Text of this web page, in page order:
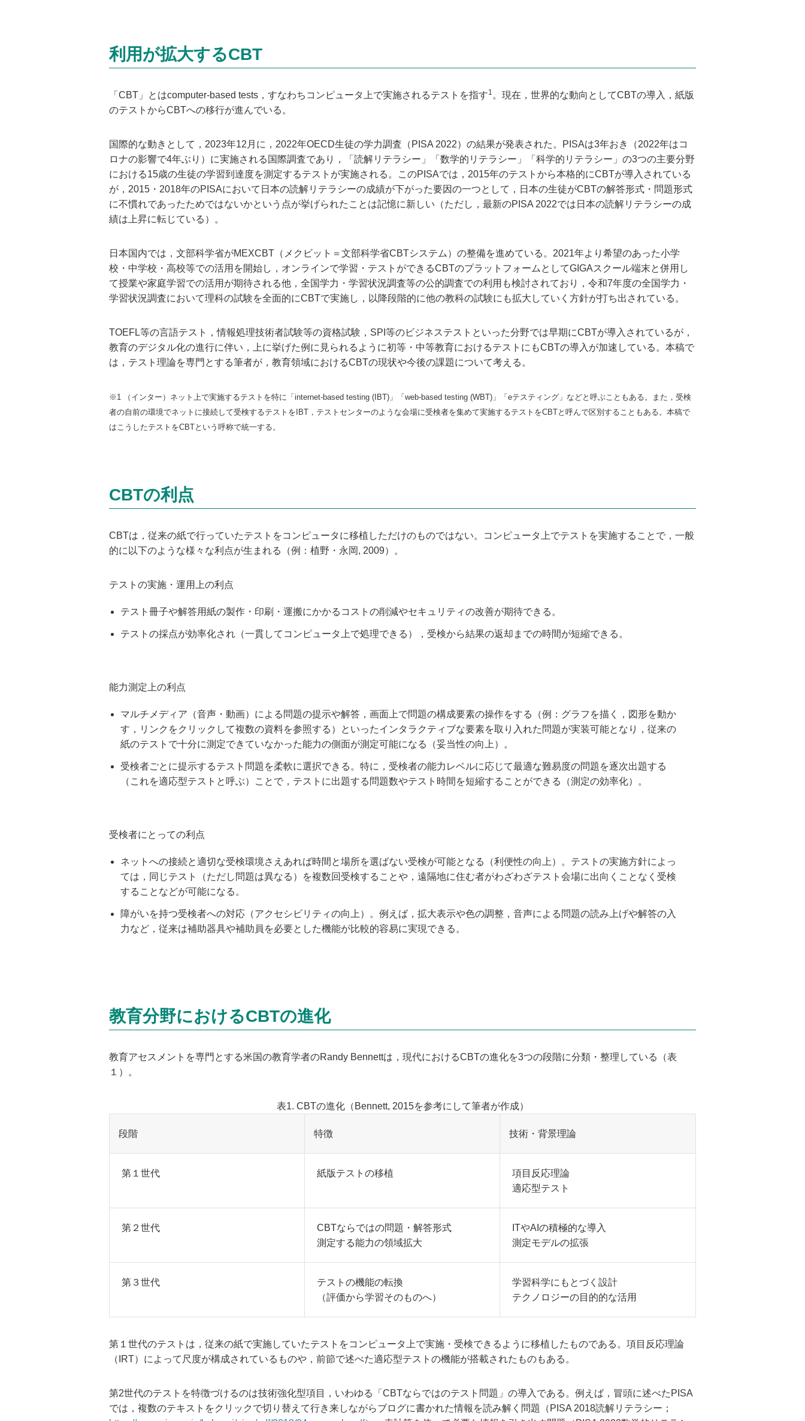
利用が拡大するCBT
「CBT」とはcomputer-based tests，すなわちコンピュータ上で実施されるテストを指す1。現在，世界的な動向としてCBTの導入，紙版
のテストからCBTへの移行が進んでいる。
国際的な動きとして，2023年12月に，2022年OECD生徒の学力調査（PISA 2022）の結果が発表された。PISAは3年おき（2022年はコ
ロナの影響で4年ぶり）に実施される国際調査であり，「読解リテラシー」「数学的リテラシー」「科学的リテラシー」の3つの主要分野
における15歳の生徒の学習到達度を測定するテストが実施される。このPISAでは，2015年のテストから本格的にCBTが導入されている
が，2015・2018年のPISAにおいて日本の読解リテラシーの成績が下がった要因の一つとして，日本の生徒がCBTの解答形式・問題形式
に不慣れであったためではないかという点が挙げられたことは記憶に新しい（ただし，最新のPISA 2022では日本の読解リテラシーの成
績は上昇に転じている）。
日本国内では，文部科学省がMEXCBT（メクビット＝文部科学省CBTシステム）の整備を進めている。2021年より希望のあった小学
校・中学校・高校等での活用を開始し，オンラインで学習・テストができるCBTのプラットフォームとしてGIGAスクール端末と併用し
て授業や家庭学習での活用が期待される他，全国学力・学習状況調査等の公的調査での利用も検討されており，令和7年度の全国学力・
学習状況調査において理科の試験を全面的にCBTで実施し，以降段階的に他の教科の試験にも拡大していく方針が打ち出されている。
TOEFL等の言語テスト，情報処理技術者試験等の資格試験，SPI等のビジネステストといった分野では早期にCBTが導入されているが，
教育のデジタル化の進行に伴い，上に挙げた例に見られるように初等・中等教育におけるテストにもCBTの導入が加速している。本稿で
は，テスト理論を専門とする筆者が，教育領域におけるCBTの現状や今後の課題について考える。
※1 （インター）ネット上で実施するテストを特に「internet-based testing (IBT)」「web-based testing (WBT)」「eテスティング」などと呼ぶこともある。また，受検
者の自前の環境でネットに接続して受検するテストをIBT，テストセンターのような会場に受検者を集めて実施するテストをCBTと呼んで区別することもある。本稿で
はこうしたテストをCBTという呼称で統一する。
CBTの利点
CBTは，従来の紙で行っていたテストをコンピュータに移植しただけのものではない。コンピュータ上でテストを実施することで，一般
的に以下のような様々な利点が生まれる（例：植野・永岡, 2009）。
テストの実施・運用上の利点
テスト冊子や解答用紙の製作・印刷・運搬にかかるコストの削減やセキュリティの改善が期待できる。
テストの採点が効率化され（一貫してコンピュータ上で処理できる），受検から結果の返却までの時間が短縮できる。
能力測定上の利点
マルチメディア（音声・動画）による問題の提示や解答，画面上で問題の構成要素の操作をする（例：グラフを描く，図形を動か
す，リンクをクリックして複数の資料を参照する）といったインタラクティブな要素を取り入れた問題が実装可能となり，従来の
紙のテストで十分に測定できていなかった能力の側面が測定可能になる（妥当性の向上）。
受検者ごとに提示するテスト問題を柔軟に選択できる。特に，受検者の能力レベルに応じて最適な難易度の問題を逐次出題する
（これを適応型テストと呼ぶ）ことで，テストに出題する問題数やテスト時間を短縮することができる（測定の効率化）。
受検者にとっての利点
ネットへの接続と適切な受検環境さえあれば時間と場所を選ばない受検が可能となる（利便性の向上）。テストの実施方針によっ
ては，同じテスト（ただし問題は異なる）を複数回受検することや，遠隔地に住む者がわざわざテスト会場に出向くことなく受検
することなどが可能になる。
障がいを持つ受検者への対応（アクセシビリティの向上）。例えば，拡大表示や色の調整，音声による問題の読み上げや解答の入
力など，従来は補助器具や補助員を必要とした機能が比較的容易に実現できる。
教育分野におけるCBTの進化
教育アセスメントを専門とする米国の教育学者のRandy Bennettは，現代におけるCBTの進化を3つの段階に分類・整理している（表
１）。
表1. CBTの進化（Bennett, 2015を参考にして筆者が作成）
段階 特徴 技術・背景理論
第１世代 紙版テストの移植
項目反応理論
適応型テスト
第２世代
CBTならではの問題・解答形式
測定する能力の領域拡大
ITやAIの積極的な導入
測定モデルの拡張
第３世代
テストの機能の転換
（評価から学習そのものへ）
学習科学にもとづく設計
テクノロジーの目的的な活用
第１世代のテストは，従来の紙で実施していたテストをコンピュータ上で実施・受検できるように移植したものである。項目反応理論
（IRT）によって尺度が構成されているものや，前節で述べた適応型テストの機能が搭載されたものもある。
第2世代のテストを特徴づけるのは技術強化型項目，いわゆる「CBTならではのテスト問題」の導入である。例えば，冒頭に述べたPISA
では，複数のテキストをクリックで切り替えて行き来しながらブログに書かれた情報を読み解く問題（PISA 2018読解リテラシー；